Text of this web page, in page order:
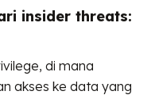
insider threats:
di mana
akses ke data yang